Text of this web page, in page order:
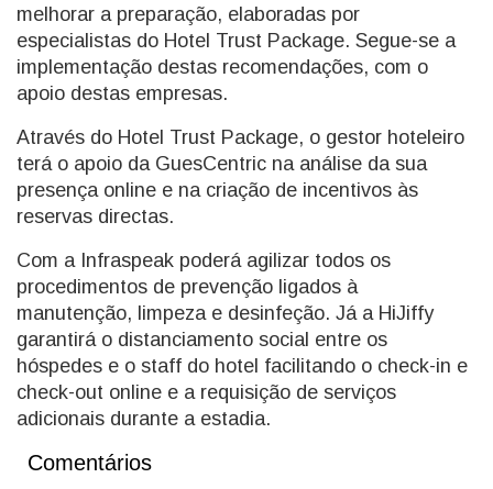
melhorar a preparação, elaboradas por
especialistas do Hotel Trust Package. Segue-se a
implementação destas recomendações, com o
apoio destas empresas.
Através do Hotel Trust Package, o gestor hoteleiro
terá o apoio da GuesCentric na análise da sua
presença online e na criação de incentivos às
reservas directas.
Com a Infraspeak poderá agilizar todos os
procedimentos de prevenção ligados à
manutenção, limpeza e desinfeção. Já a HiJiffy
garantirá o distanciamento social entre os
hóspedes e o staff do hotel facilitando o check-in e
check-out online e a requisição de serviços
adicionais durante a estadia.
Comentários